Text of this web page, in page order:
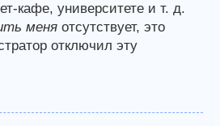
кафе, университете и т. д.
меня отсутствует, это
отключил эту